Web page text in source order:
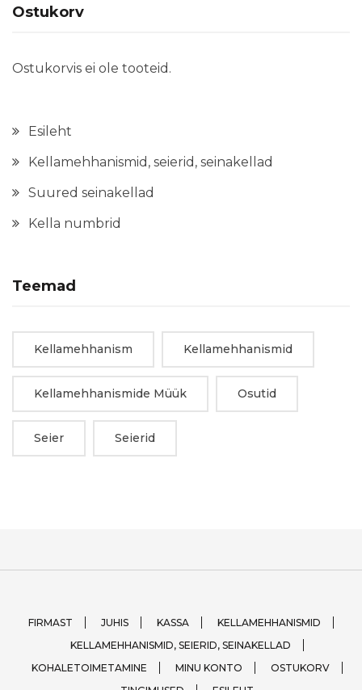
Ostukorv
Ostukorvis ei ole tooteid.
Esileht
Kellamehhanismid, seierid, seinakellad
Suured seinakellad
Kella numbrid
Teemad
Kellamehhanism Kellamehhanismid
Kellamehhanismide Müük Osutid
Seier Seierid
FIRMAST JUHIS KASSA
KELLAMEHHANISMID
KELLAMEHHANISMID, SEIERID, SEINAKELLAD
KOHALETOIMETAMINE
MINU KONTO
OSTUKORV